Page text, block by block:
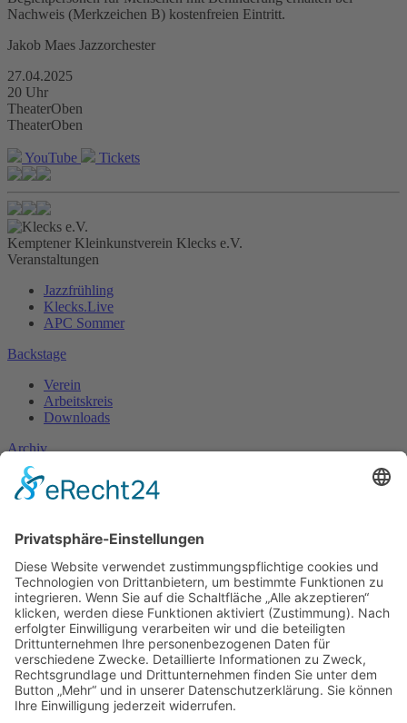
Nachweis (Merkzeichen B) kostenfreien Eintritt.
Jakob Maes Jazzorchester
27.04.2025
20 Uhr
TheaterOben
TheaterOben
YouTube Tickets
Kemptener Kleinkunstverein Klecks e.V.
Veranstaltungen
Jazzfrühling
Klecks.Live
APC Sommer
Backstage
Verein
Arbeitskreis
Downloads
Archiv
Fotogalerie
Sponsoring
Spenden
Kontakt
Allgemein
Presse
Booking
Folgen